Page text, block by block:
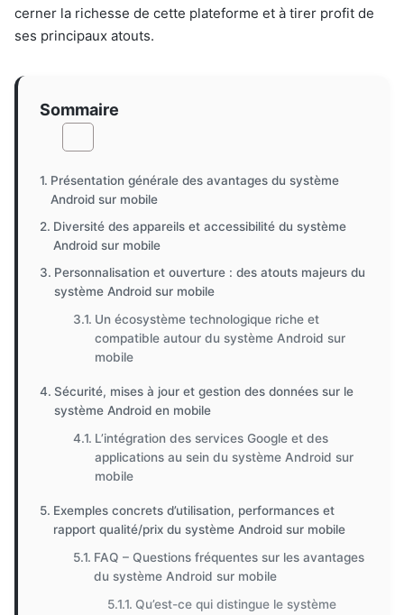
cerner la richesse de cette plateforme et à tirer profit de
ses principaux atouts.
Sommaire
Présentation générale des avantages du système
Android sur mobile
Diversité des appareils et accessibilité du système
Android sur mobile
Personnalisation et ouverture : des atouts majeurs du
système Android sur mobile
Un écosystème technologique riche et
compatible autour du système Android sur
mobile
Sécurité, mises à jour et gestion des données sur le
système Android en mobile
L’intégration des services Google et des
applications au sein du système Android sur
mobile
Exemples concrets d’utilisation, performances et
rapport qualité/prix du système Android sur mobile
FAQ – Questions fréquentes sur les avantages
du système Android sur mobile
Qu’est-ce qui distingue le système